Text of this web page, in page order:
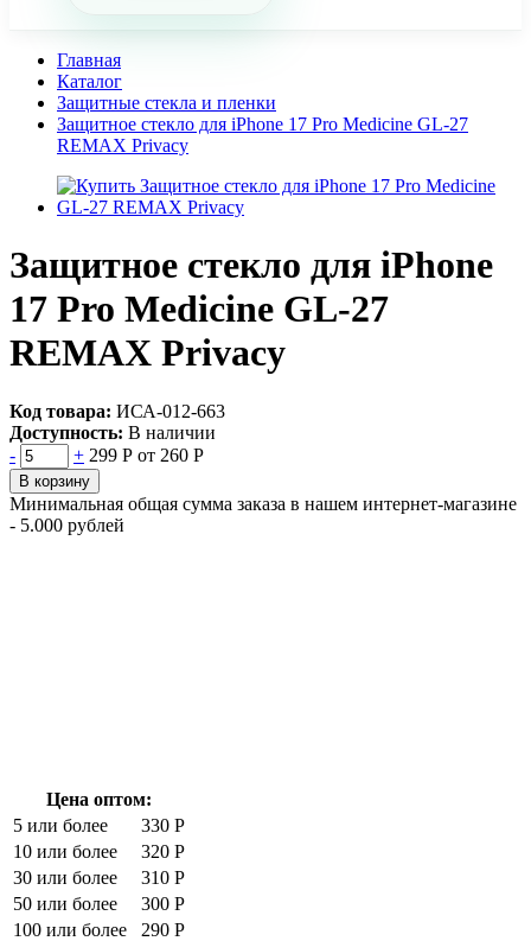
Главная
Каталог
Защитные стекла и пленки
Защитное стекло для iPhone 17 Pro Medicine GL-27
REMAX Privacy
Защитное стекло для iPhone
17 Pro Medicine GL-27
REMAX Privacy
Код товара: ИСА-012-663
Доступность: В наличии
-
+ 299 Р от 260 Р
В корзину
Минимальная общая сумма заказа в нашем интернет-магазине
- 5.000 рублей
Цена оптом:
5 или более
330 Р
10 или более
320 Р
30 или более
310 Р
50 или более
300 Р
100 или более
290 Р